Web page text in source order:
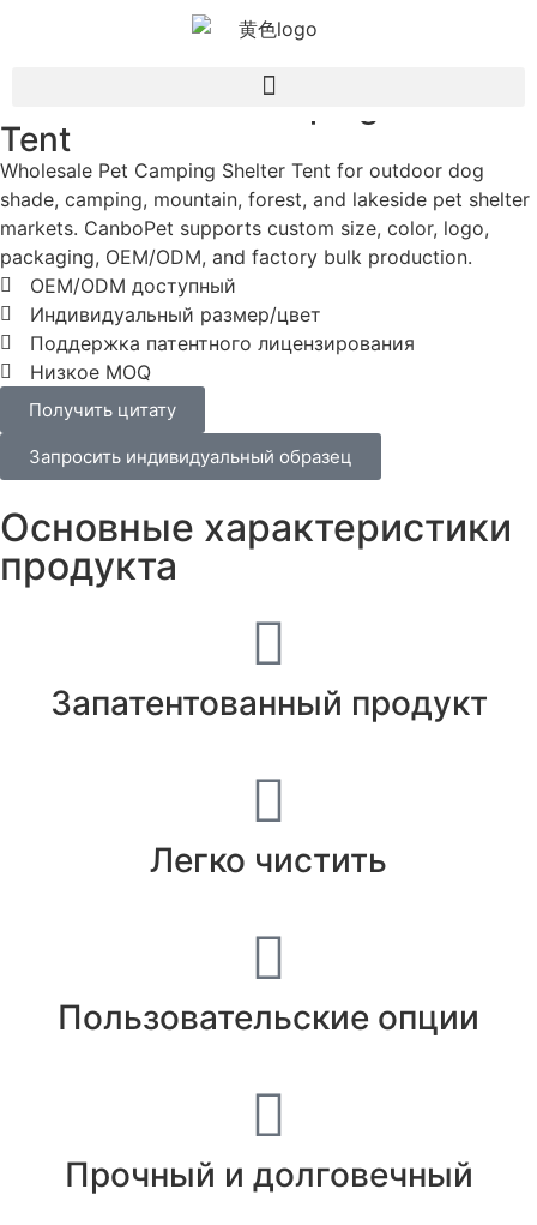
Wholesale Pet Camping Shelter
Tent
Wholesale Pet Camping Shelter Tent for outdoor dog
shade, camping, mountain, forest, and lakeside pet shelter
markets. CanboPet supports custom size, color, logo,
packaging, OEM/ODM, and factory bulk production.
OEM/ODM доступный
Индивидуальный размер/цвет
Поддержка патентного лицензирования
Низкое MOQ
Получить цитату
Запросить индивидуальный образец
Основные характеристики
продукта
Запатентованный продукт
Легко чистить
Пользовательские опции
Прочный и долговечный